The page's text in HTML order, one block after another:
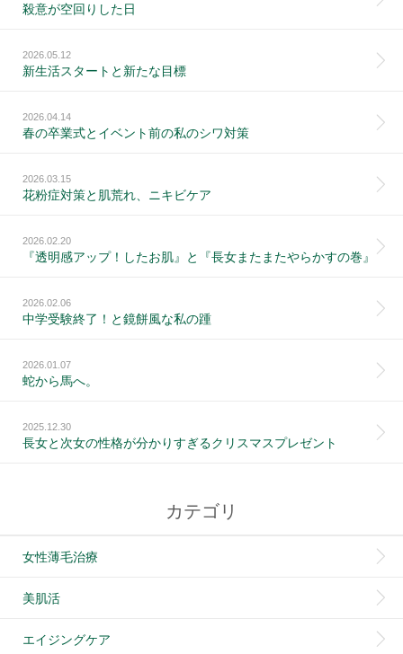
殺意が空回りした日
2026.05.12
新生活スタートと新たな目標
2026.04.14
春の卒業式とイベント前の私のシワ対策
2026.03.15
花粉症対策と肌荒れ、ニキビケア
2026.02.20
『透明感アップ！したお肌』と『長女またまたやらかすの巻』
2026.02.06
中学受験終了！と鏡餅風な私の踵
2026.01.07
蛇から馬へ。
2025.12.30
長女と次女の性格が分かりすぎるクリスマスプレゼント
カテゴリ
女性薄毛治療
美肌活
エイジングケア